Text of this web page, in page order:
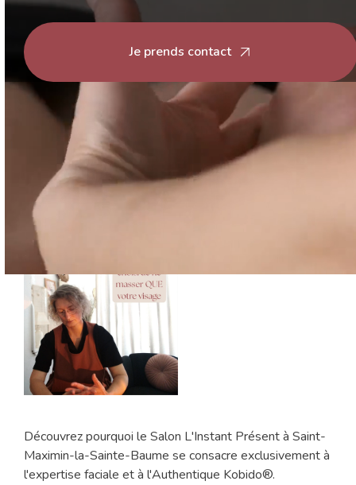
Je prends contact
Vous êtes ici : Accueil
> Pourquoi votre
facialiste à Saint-Maximin a choisi le visage plutôt que
le massage corps
Le
Découvrez pourquoi le Salon L'Instant Présent à Saint-
Maximin-la-Sainte-Baume se consacre exclusivement à
l'expertise faciale et à l'Authentique Kobido®.